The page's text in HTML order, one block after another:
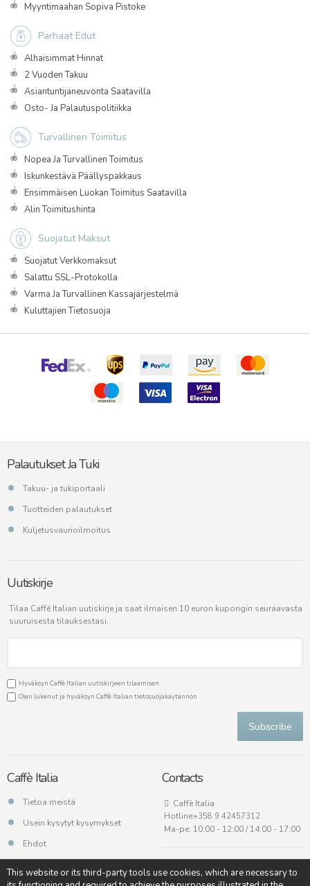
Myyntimaahan Sopiva Pistoke
Parhaat Edut
Alhaisimmat Hinnat
2 Vuoden Takuu
Asiantuntijaneuvonta Saatavilla
Osto- Ja Palautuspolitiikka
Turvallinen Toimitus
Nopea Ja Turvallinen Toimitus
Iskunkestävä Päällyspakkaus
Ensimmäisen Luokan Toimitus Saatavilla
Alin Toimitushinta
Suojatut Maksut
Suojatut Verkkomaksut
Salattu SSL-Protokolla
Varma Ja Turvallinen Kassajärjestelmä
Kuluttajien Tietosuoja
Palautukset Ja Tuki
Takuu- ja tukiportaali
Tuotteiden palautukset
Kuljetusvaurioilmoitus
Uutiskirje
Tilaa Caffé Italian uutiskirje ja saat ilmaisen 10 euron kupongin seuraavasta
suuruisesta tilauksestasi.
Hyväksyn Caffè Italian uutiskirjeen tilaamisen
Olen lukenut ja hyväksyn Caffè Italian tietosuojakäytännön
Subscribe
Caffè Italia
Tietoa meistä
Usein kysytyt kysymykset
Ehdot
Contacts
Caffè Italia
Hotline:+358 9 42457312
Ma-pe: 10:00 - 12:00 / 14:00 - 17:00
This website or its third-party tools use cookies, which are necessary to